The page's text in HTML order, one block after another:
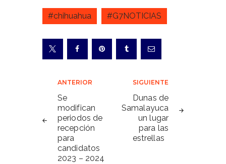
#chihuahua #G7NOTICIAS
Navegación
de
entradas
ANTERIOR
Se
modifican
periodos de
recepción
para
candidatos
2023 – 2024
SIGUIENTE
Dunas de
Samalayuca
un lugar
para las
estrellas